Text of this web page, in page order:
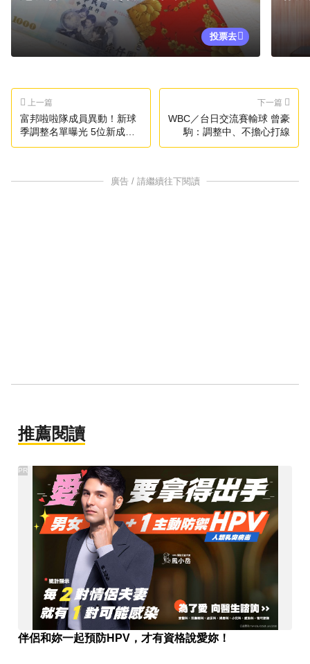
投票去
上一篇
富邦啦啦隊成員異動！新球
季調整名單曝光 5位新成員
加入
下一篇
WBC／台日交流賽輸球 曾豪
駒：調整中、不擔心打線
廣告 / 請繼續往下閱讀
推薦閱讀
伴侶和妳一起預防HPV，才有資格說愛妳！
PR